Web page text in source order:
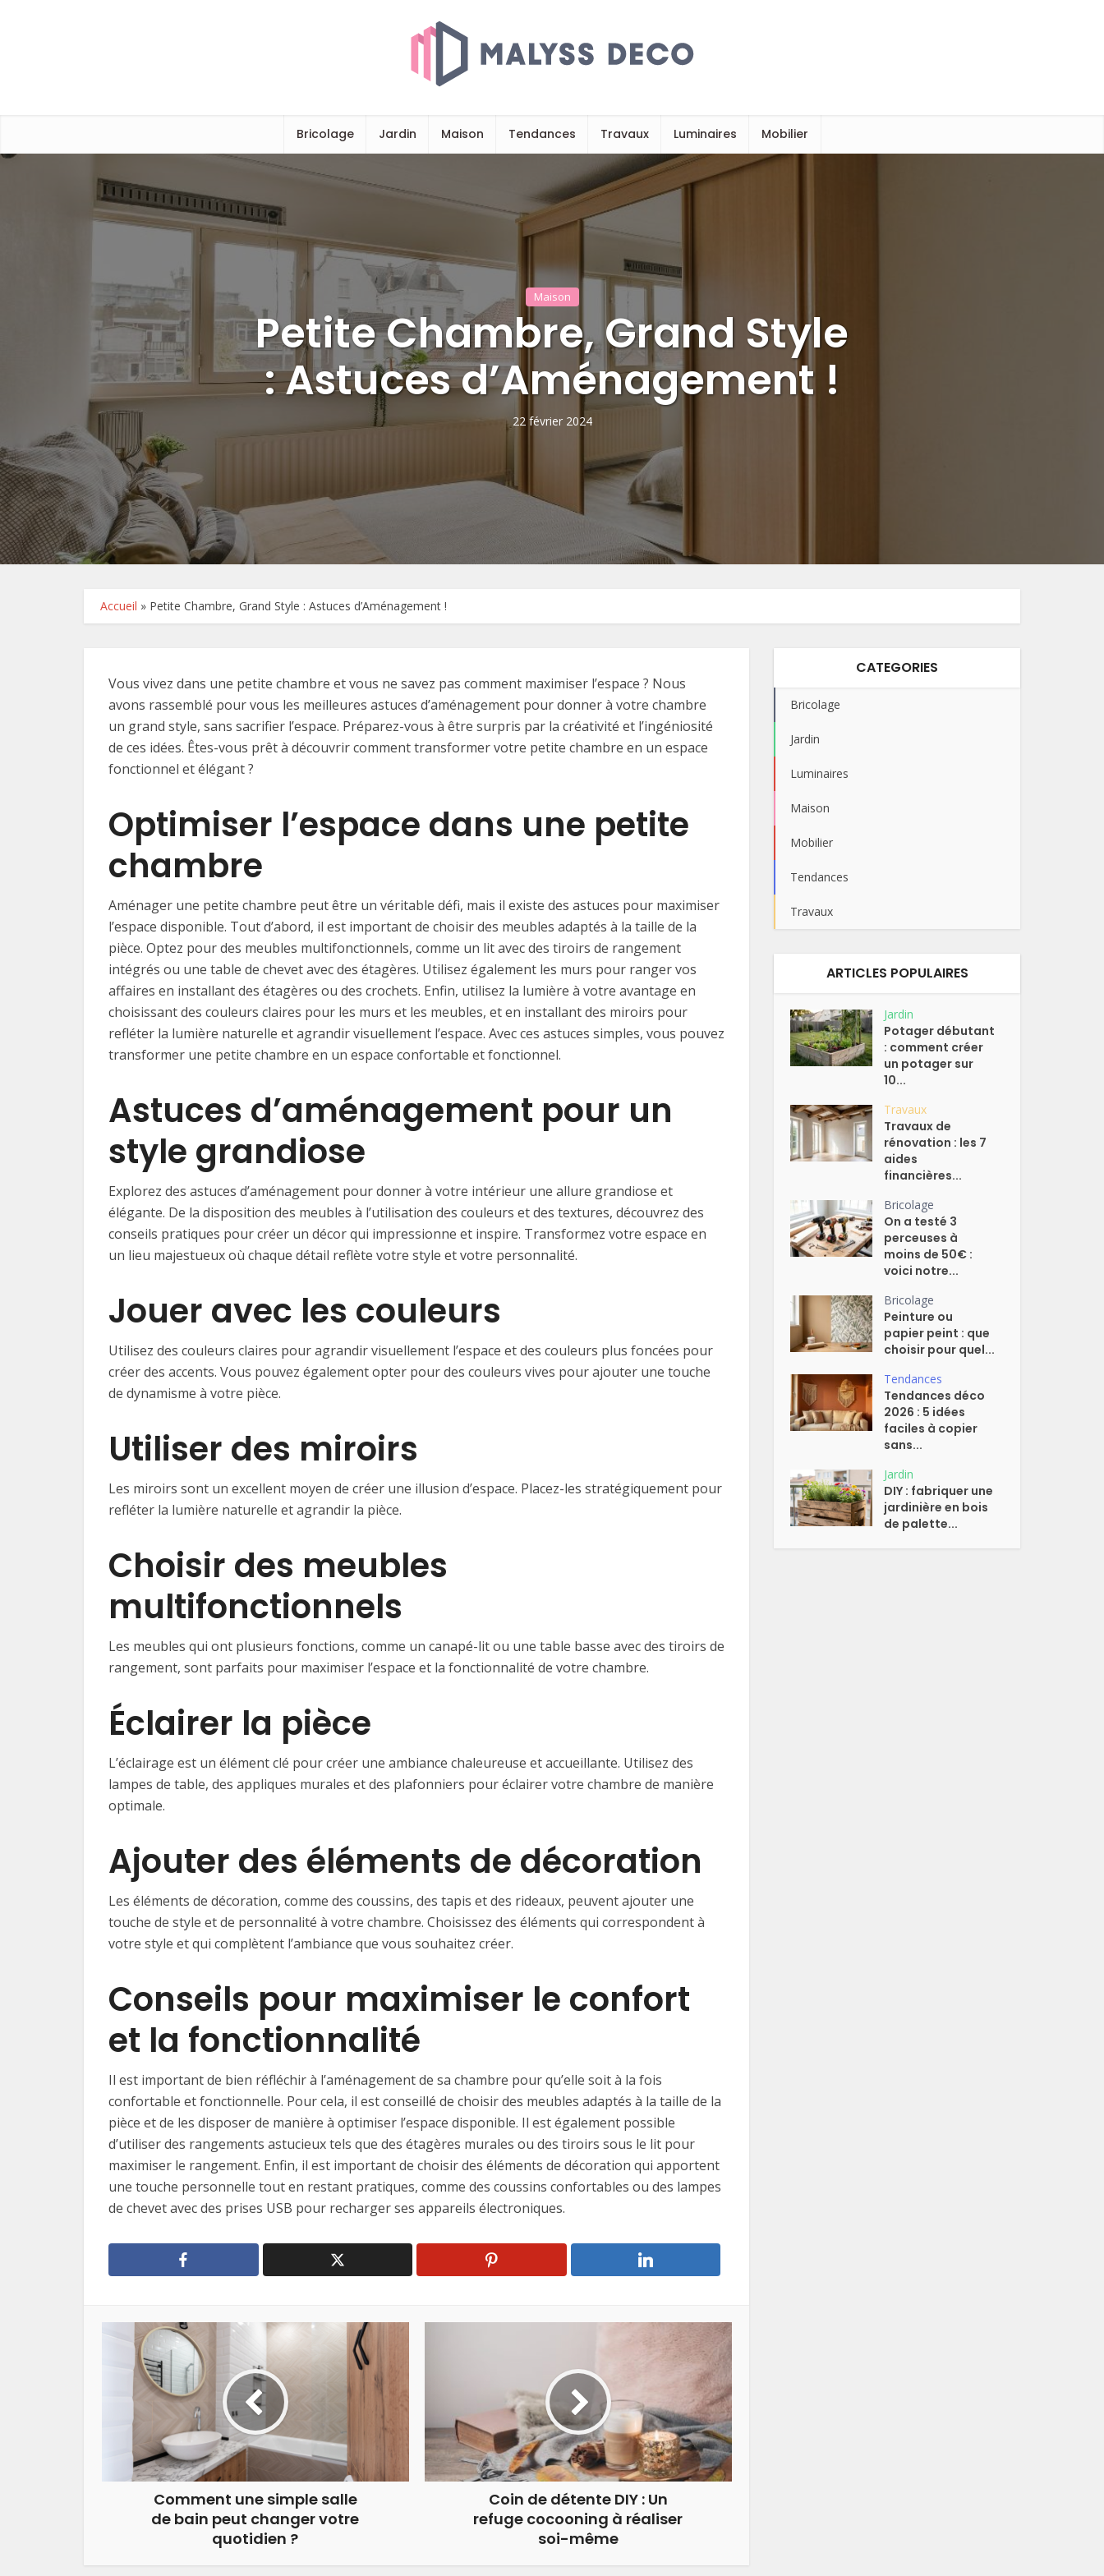
Bricolage Jardin Maison Tendances Travaux Luminaires Mobilier
Maison
Petite Chambre, Grand Style
: Astuces d’Aménagement !
22 février 2024
Accueil » Petite Chambre, Grand Style : Astuces d’Aménagement !
Vous vivez dans une petite chambre et vous ne savez pas comment maximiser l’espace ? Nous
avons rassemblé pour vous les meilleures astuces d’aménagement pour donner à votre chambre
un grand style, sans sacrifier l’espace. Préparez-vous à être surpris par la créativité et l’ingéniosité
de ces idées. Êtes-vous prêt à découvrir comment transformer votre petite chambre en un espace
fonctionnel et élégant ?
Optimiser l’espace dans une petite
chambre
Aménager une petite chambre peut être un véritable défi, mais il existe des astuces pour maximiser
l’espace disponible. Tout d’abord, il est important de choisir des meubles adaptés à la taille de la
pièce. Optez pour des meubles multifonctionnels, comme un lit avec des tiroirs de rangement
intégrés ou une table de chevet avec des étagères. Utilisez également les murs pour ranger vos
affaires en installant des étagères ou des crochets. Enfin, utilisez la lumière à votre avantage en
choisissant des couleurs claires pour les murs et les meubles, et en installant des miroirs pour
refléter la lumière naturelle et agrandir visuellement l’espace. Avec ces astuces simples, vous pouvez
transformer une petite chambre en un espace confortable et fonctionnel.
Astuces d’aménagement pour un
style grandiose
Explorez des astuces d’aménagement pour donner à votre intérieur une allure grandiose et
élégante. De la disposition des meubles à l’utilisation des couleurs et des textures, découvrez des
conseils pratiques pour créer un décor qui impressionne et inspire. Transformez votre espace en
un lieu majestueux où chaque détail reflète votre style et votre personnalité.
Jouer avec les couleurs
Utilisez des couleurs claires pour agrandir visuellement l’espace et des couleurs plus foncées pour
créer des accents. Vous pouvez également opter pour des couleurs vives pour ajouter une touche
de dynamisme à votre pièce.
Utiliser des miroirs
Les miroirs sont un excellent moyen de créer une illusion d’espace. Placez-les stratégiquement pour
refléter la lumière naturelle et agrandir la pièce.
Choisir des meubles
multifonctionnels
Les meubles qui ont plusieurs fonctions, comme un canapé-lit ou une table basse avec des tiroirs de
rangement, sont parfaits pour maximiser l’espace et la fonctionnalité de votre chambre.
Éclairer la pièce
L’éclairage est un élément clé pour créer une ambiance chaleureuse et accueillante. Utilisez des
lampes de table, des appliques murales et des plafonniers pour éclairer votre chambre de manière
optimale.
Ajouter des éléments de décoration
Les éléments de décoration, comme des coussins, des tapis et des rideaux, peuvent ajouter une
touche de style et de personnalité à votre chambre. Choisissez des éléments qui correspondent à
votre style et qui complètent l’ambiance que vous souhaitez créer.
Conseils pour maximiser le confort
et la fonctionnalité
Il est important de bien réfléchir à l’aménagement de sa chambre pour qu’elle soit à la fois
confortable et fonctionnelle. Pour cela, il est conseillé de choisir des meubles adaptés à la taille de la
pièce et de les disposer de manière à optimiser l’espace disponible. Il est également possible
d’utiliser des rangements astucieux tels que des étagères murales ou des tiroirs sous le lit pour
maximiser le rangement. Enfin, il est important de choisir des éléments de décoration qui apportent
une touche personnelle tout en restant pratiques, comme des coussins confortables ou des lampes
de chevet avec des prises USB pour recharger ses appareils électroniques.
Comment une simple salle
de bain peut changer votre
quotidien ?
Coin de détente DIY : Un
refuge cocooning à réaliser
soi-même
CATEGORIES
Bricolage
Jardin
Luminaires
Maison
Mobilier
Tendances
Travaux
ARTICLES POPULAIRES
Jardin
Potager débutant
: comment créer
un potager sur
10...
Travaux
Travaux de
rénovation : les 7
aides
financières...
Bricolage
On a testé 3
perceuses à
moins de 50€ :
voici notre...
Bricolage
Peinture ou
papier peint : que
choisir pour quel...
Tendances
Tendances déco
2026 : 5 idées
faciles à copier
sans...
Jardin
DIY : fabriquer une
jardinière en bois
de palette...